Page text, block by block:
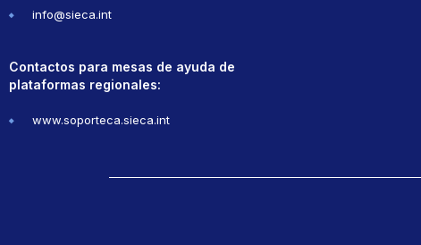
info@sieca.int
Contactos para mesas de ayuda de
plataformas regionales:
www.soporteca.sieca.int